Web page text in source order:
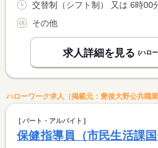
その他
求人詳細を見る (ハロ
ハローワーク求人（掲載元：豊後大野公共職業
パート・アルバイト
保健指導員（市民生活課国